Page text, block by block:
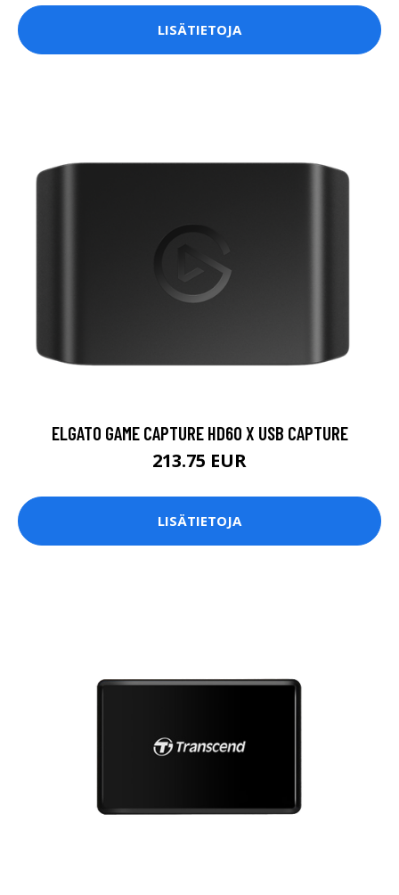
LISÄTIETOJA
ELGATO GAME CAPTURE HD60 X USB CAPTURE
213.75 EUR
LISÄTIETOJA